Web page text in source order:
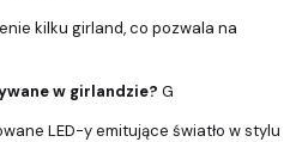
kilku girland, co pozwala na
w girlandzie? G
LED-y emitujące światło w stylu